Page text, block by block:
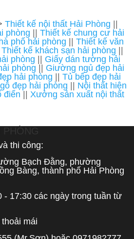
Thiết kế nội thất Hải Phòng
phòng
Thiết kế chung cư hải
phố hải phòng
Thiết kế văn
Thiết kế khách sạn hải phòng
phòng
Giấy dán tường hải
phòng
Giường ngủ đẹp hải
hải phòng
Tủ bếp đẹp hải
đẹp hải phòng
Nội thất hiện
điển Xưởng sản xuất nội thất
thi công:
Bạch Đằng, phường
Bàng, thành phố Hải Phòng
- 17:30 các ngày trong tuần từ
mái